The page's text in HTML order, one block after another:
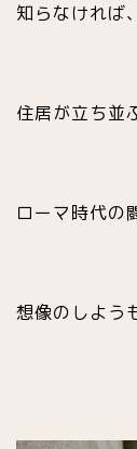
知らなければ、
住居が立ち並
ローマ時代の
想像のしよう